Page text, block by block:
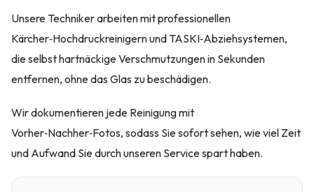
Unsere Techniker arbeiten mit professionellen
Kärcher‑Hochdruckreinigern und TASKI‑Abziehsystemen,
die selbst hartnäckige Verschmutzungen in Sekunden
entfernen, ohne das Glas zu beschädigen.
Wir dokumentieren jede Reinigung mit
Vorher‑Nachher‑Fotos, sodass Sie sofort sehen, wie viel Zeit
und Aufwand Sie durch unseren Service spart haben.